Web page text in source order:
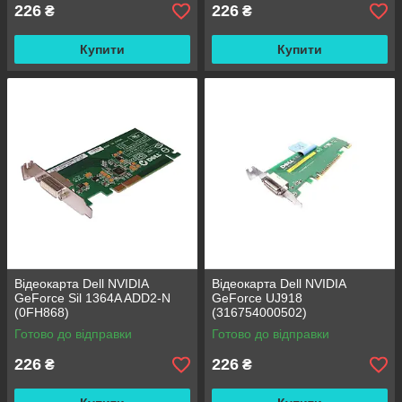
226 ₴
Купити
226 ₴
Купити
Відеокарта Dell NVIDIA
GeForce Sil 1364A ADD2-N
(0FH868)
Готово до відправки
226 ₴
Відеокарта Dell NVIDIA
GeForce UJ918
(316754000502)
Готово до відправки
226 ₴